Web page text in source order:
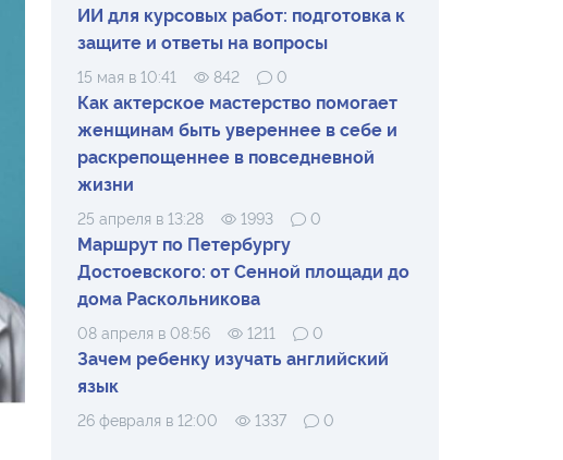
ИИ для курсовых работ: подготовка к
защите и ответы на вопросы
15 мая в 10:41 842 0
Как актерское мастерство помогает
женщинам быть увереннее в себе и
раскрепощеннее в повседневной
жизни
25 апреля в 13:28 1993 0
Маршрут по Петербургу
Достоевского: от Сенной площади до
дома Раскольникова
08 апреля в 08:56 1211 0
Зачем ребенку изучать английский
язык
26 февраля в 12:00 1337 0